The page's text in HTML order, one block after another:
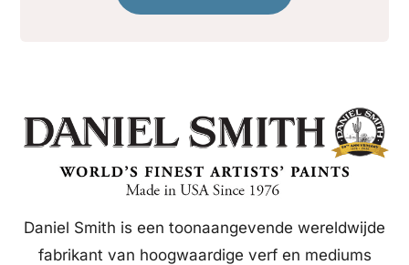
Daniel Smith is een toonaangevende wereldwijde
fabrikant van hoogwaardige verf en mediums